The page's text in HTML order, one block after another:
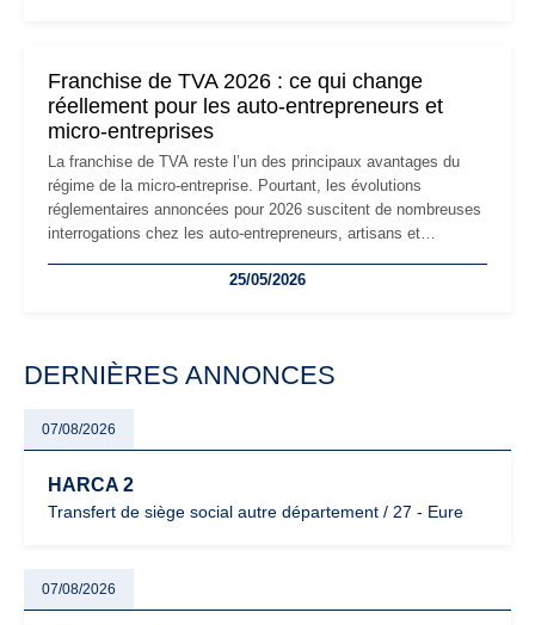
Franchise de TVA 2026 : ce qui change
réellement pour les auto-entrepreneurs et
micro-entreprises
La franchise de TVA reste l’un des principaux avantages du
régime de la micro-entreprise. Pourtant, les évolutions
réglementaires annoncées pour 2026 suscitent de nombreuses
interrogations chez les auto-entrepreneurs, artisans et
facturation ou risque de bascule vers la TVA : les règles
25/05/2026
DERNIÈRES ANNONCES
07/08/2026
HARCA 2
Transfert de siège social autre département / 27 - Eure
07/08/2026